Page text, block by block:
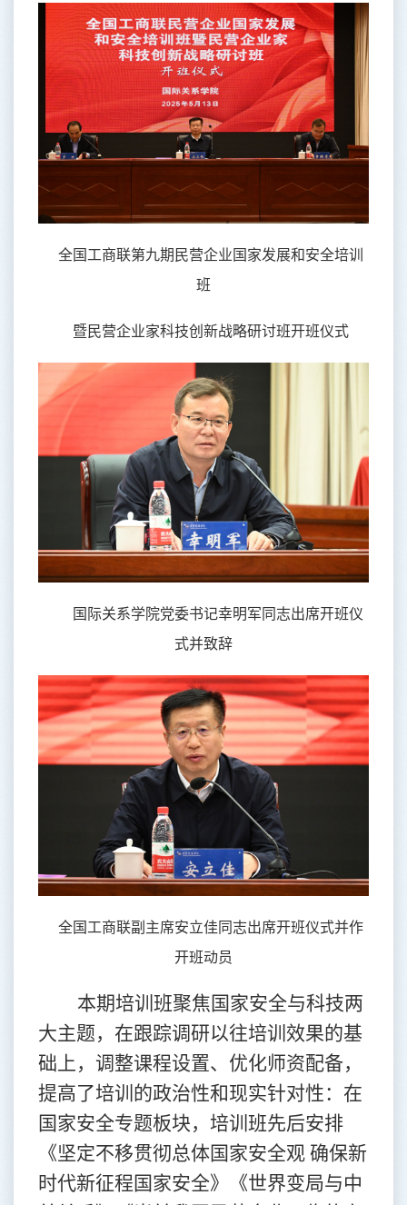
全国工商联第九期民营企业国家发展和安全培训
班
暨民营企业家科技创新战略研讨班开班仪式
国际关系学院党委书记幸明军同志出席开班仪
式并致辞
全国工商联副主席安立佳同志出席开班仪式并作
开班动员
本期培训班聚焦国家安全与科技两
大主题，在跟踪调研以往培训效果的基
础上，调整课程设置、优化师资配备，
提高了培训的政治性和现实针对性：在
国家安全专题板块，培训班先后安排
《坚定不移贯彻总体国家安全观 确保新
时代新征程国家安全》《世界变局与中